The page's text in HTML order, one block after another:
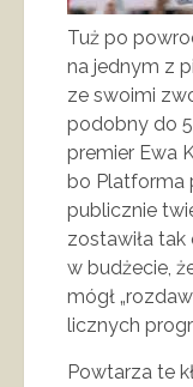
Tuż po
na jednym z
ze swoimi
podobny do
premier Ewa
bo Platforma
publicznie
zostawiła
w budżecie,
mógł
licznych
Powtarza te